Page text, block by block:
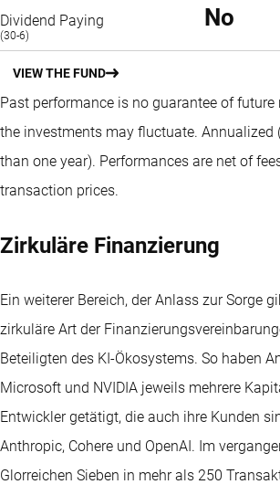
Dividend Paying
(30-6)
No
VIEW THE FUND
Past performance is no guarantee of
the investments may fluctuate. Annualized
than one year). Performances are net of
transaction prices.
Zirkuläre Finanzierung
Ein weiterer Bereich, der Anlass zur Sorge
zirkuläre Art der
Beteiligten des KI-Ökosystems. So haben
Microsoft und NVIDIA jeweils mehrere
Entwickler getätigt, die auch ihre Kunden
Anthropic, Cohere und OpenAI. Im
Glorreichen Sieben in mehr als 250